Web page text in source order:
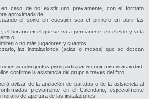
caso de no existir uno previamente, con el formato
aproximada de
el socio en cuestión sea el primero en abrir las
el horario en el que se va a permanecer en el club y si la
o
o no más jugadores y cuantos.
las instalaciones (salas o mesas) que se desean
acudan juntos para participar en una misma actividad,
confirme la asistencia del grupo a través del foro.
avisar de la anulación de partidas o de la asistencia al
previamente en el Calendario, especialmente
de apertura de las instalaciones.